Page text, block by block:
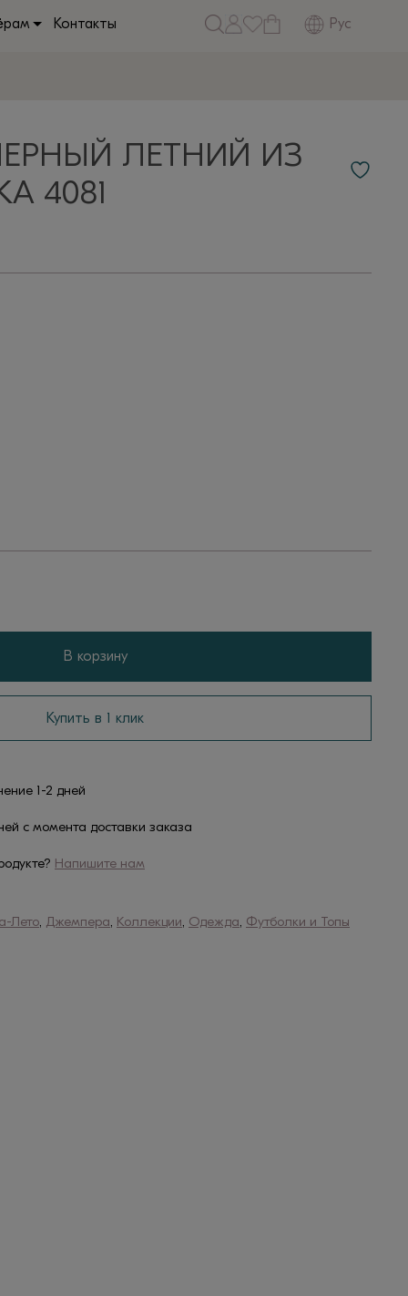
Контакты Рус
ЛЕТНИЙ ИЗ
4081
В корзину
Купить в 1 клик
1-2 дней
с момента доставки заказа
Напишите нам
Лето, Джемпера, Коллекции, Одежда, Футболки и Топы